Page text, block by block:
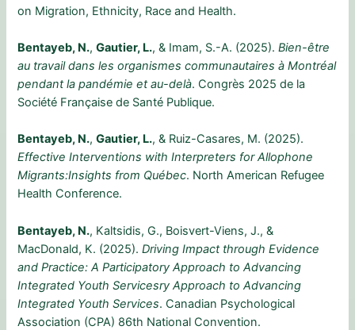
on Migration, Ethnicity, Race and Health.
Bentayeb, N.,Gautier, L., & Imam, S.-A. (2025).Bien-être
au travail dans les organismes communautaires à Montréal
pendant la pandémie et au-delà. Congrès 2025 de la
Société Française de Santé Publique.
Bentayeb, N.,Gautier, L., & Ruiz-Casares, M. (2025).
Effective Interventions with Interpreters for Allophone
Migrants:Insights from Québec. North American Refugee
Health Conference.
Bentayeb, N., Kaltsidis, G., Boisvert-Viens, J., &
MacDonald, K. (2025).Driving Impact through Evidence
and Practice: A Participatory Approach to Advancing
Integrated Youth Servicesry Approach to Advancing
Integrated Youth Services. Canadian Psychological
Association (CPA) 86th National Convention.